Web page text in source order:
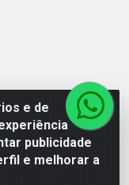
e de
publicidade
e melhorar a
Monteiro, 7049
000 - CNPJ